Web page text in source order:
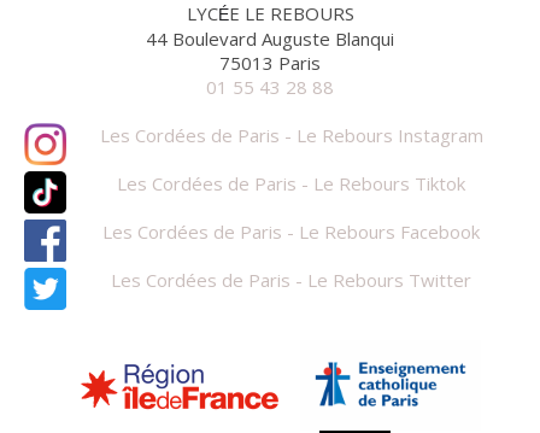
LYCÉE LE REBOURS
44 Boulevard Auguste Blanqui
75013 Paris
01 55 43 28 88
Les Cordées de Paris - Le Rebours Instagram
Les Cordées de Paris - Le Rebours Tiktok
Les Cordées de Paris - Le Rebours Facebook
Les Cordées de Paris - Le Rebours Twitter